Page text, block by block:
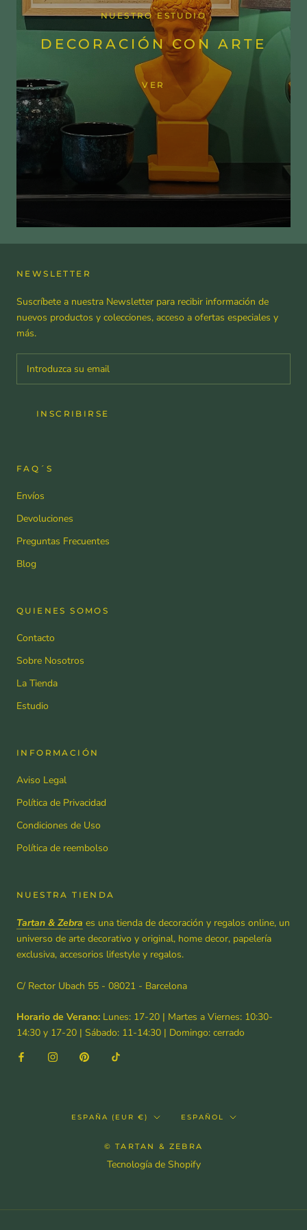
NUESTRO ESTUDIO
DECORACIÓN CON ARTE
VER
NEWSLETTER
Suscríbete a nuestra Newsletter para recibir información de
nuevos productos y colecciones, acceso a ofertas especiales y
más.
INSCRIBIRSE
FAQ´S
Envíos
Devoluciones
Preguntas Frecuentes
Blog
QUIENES SOMOS
Contacto
Sobre Nosotros
La Tienda
Estudio
INFORMACIÓN
Aviso Legal
Política de Privacidad
Condiciones de Uso
Política de reembolso
NUESTRA TIENDA
Tartan & Zebra es una tienda de decoración y regalos online, un
universo de arte decorativo y original, home decor, papelería
exclusiva, accesorios lifestyle y regalos.
C/ Rector Ubach 55 - 08021 - Barcelona
Horario de Verano: Lunes: 17-20 | Martes a Viernes: 10:30-
14:30 y 17-20 | Sábado: 11-14:30 | Domingo: cerrado
País/región
ESPAÑA (EUR €) Idioma
ESPAÑOL
© TARTAN & ZEBRA
Tecnología de Shopify